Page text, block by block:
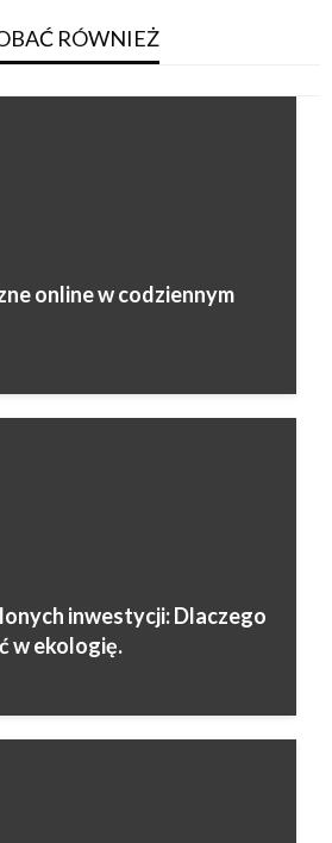
RÓWNIEŻ
online w codziennym
inwestycji: Dlaczego
w ekologię.